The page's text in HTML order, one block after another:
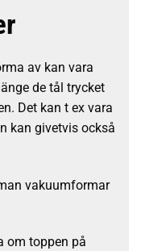
av kan vara
de tål trycket
Det kan t ex vara
kan givetvis också
vakuumformar
om toppen på